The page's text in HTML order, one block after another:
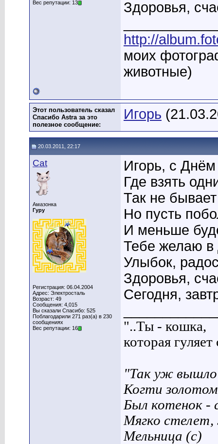
Вес репутации: 13
Здоровья,
http://
моих
животные)
Этот пользователь сказал
Спасибо Astra за это
полезное сообщение:
Игорь
20.03.2011, 22:17
Cat
Амазонка
Гуру
Регистрация: 06.04.2004
Адрес: Электросталь
Возраст: 49
Сообщения: 4,015
Вы сказали Спасибо: 525
Поблагодарили 271 раз(а) в 230
сообщениях
Вес репутации: 16
Игорь, с
Где взять
Так не
Но пусть
И меньше
Тебе желаю в
Улыбок,
Здоровья,
Сегодня,
"..Ты - кошка,
которая
"Так уж вышло
Когти
Был котенок -
Мягко
Мельница (с)